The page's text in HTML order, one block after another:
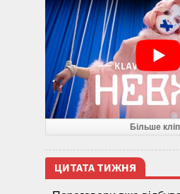
Більше
ЦИТАТА ТИЖНЯ